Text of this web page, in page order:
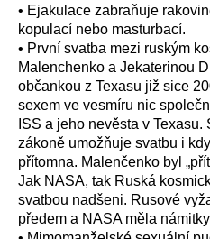
• Ejakulace zabraňuje
kopulací nebo masturbací.
• První svatba mezi ruským
Malenchenko a Jekaterinou
občankou z Texasu již sice
sexem ve vesmíru nic
ISS a jeho nevěsta v
zákoně umožňuje svatbu i
přítomna. Malenčenko byl
Jak NASA, tak Ruská
svatbou nadšeni. Rusové
předem a NASA měla